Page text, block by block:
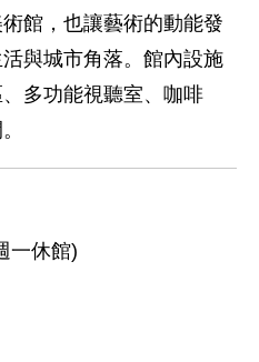
館，也讓藝術的動能發
與城市角落。館內設施
多功能視聽室、咖啡
一休館)